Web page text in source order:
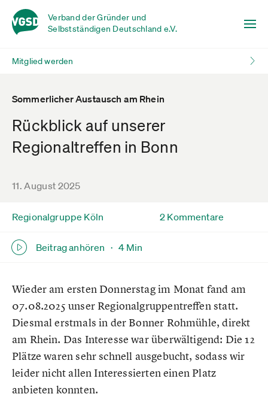
Verband der Gründer und
Selbstständigen Deutschland e.V.
Mitglied werden
Sommerlicher Austausch am Rhein
Rückblick auf unserer
Regionaltreffen in Bonn
11. August 2025
Regionalgruppe Köln
Beitrag anhören · 4 Min
2 Kommentare
Wieder am ersten Donnerstag im Monat fand am
07.08.2025 unser Regionalgruppentreffen statt.
Diesmal erstmals in der Bonner Rohmühle, direkt
am Rhein. Das Interesse war überwältigend: Die 12
Plätze waren sehr schnell ausgebucht, sodass wir
leider nicht allen Interessierten einen Platz
anbieten konnten.